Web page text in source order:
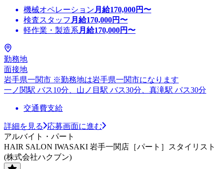
機械オペレーション 月給170,000円〜
検査スタッフ 月給170,000円〜
軽作業・製造系 月給170,000円〜
勤務地
面接地
岩手県一関市 ※勤務地は岩手県一関市になります
一ノ関駅 バス10分、山ノ目駅 バス30分、真滝駅 バス30分
交通費支給
詳細を見る
応募画面に進む
アルバイト・パート
HAIR SALON IWASAKI 岩手一関店［パート］スタイリスト
(株式会社ハクブン)